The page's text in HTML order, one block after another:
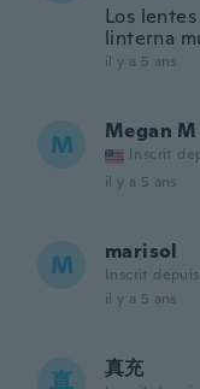
Los
linterna
il y a 5 ans
M Megan M
Inscrit
il y a 5 ans
M marisol
Inscrit depuis
il y a 5 ans
真 真充